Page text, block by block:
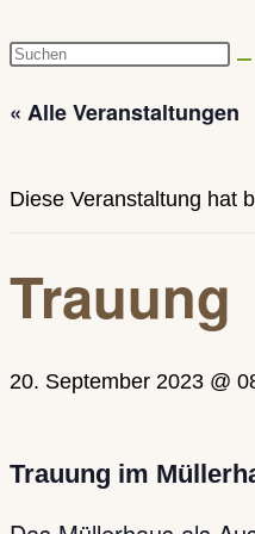
Diese
durchsuchen
« Alle Veranstaltungen
Diese Veranstaltung hat
Trauung
20. September 2023 @
Trauung im